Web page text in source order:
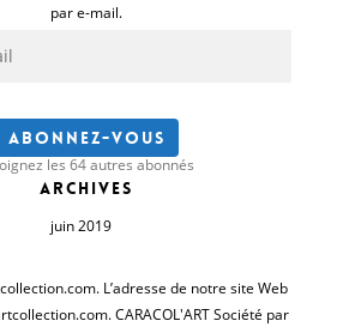
par e-mail.
Abonnez-vous
les 64 autres abonnés
Archives
juin 2019
L’adresse de notre site Web
CARACOL'ART Société par